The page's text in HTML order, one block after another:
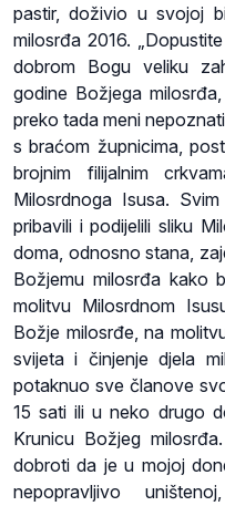
pastir, doživio u svojoj
milosrđa 2016.
dobrom Bogu veliku
godine Božjega
preko tada meni
s braćom župnicima,
brojnim filijalnim
Milosrdnoga Isusa.
pribavili i podijelili sliku
doma, odnosno stana,
Božjemu milosrđa kako
molitvu Milosrdnom
Božje milosrđe, na
svijeta i činjenje djela
potaknuo sve članove
15 sati ili u neko drugo
Krunicu Božjeg
dobroti da je u mojoj
nepopravljivo